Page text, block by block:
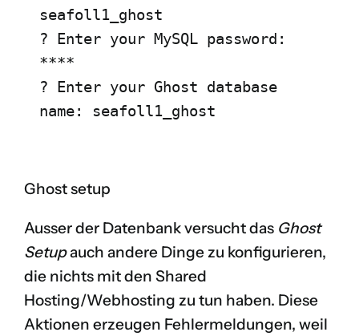
seafoll1_ghost
? Enter your MySQL password:
****
? Enter your Ghost database
name: seafoll1_ghost
Ghost setup
Ausser der Datenbank versucht das Ghost
Setupauch andere Dinge zu konfigurieren,
die nichts mit den Shared
Hosting/Webhosting zu tun haben. Diese
Aktionen erzeugen Fehlermeldungen, weil